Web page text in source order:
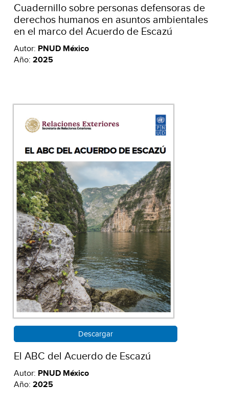
Cuadernillo sobre personas defensoras de
derechos humanos en asuntos ambientales
en el marco del Acuerdo de Escazú
Autor: PNUD México
Año: 2025
Descargar
El ABC del Acuerdo de Escazú
Autor: PNUD México
Año: 2025